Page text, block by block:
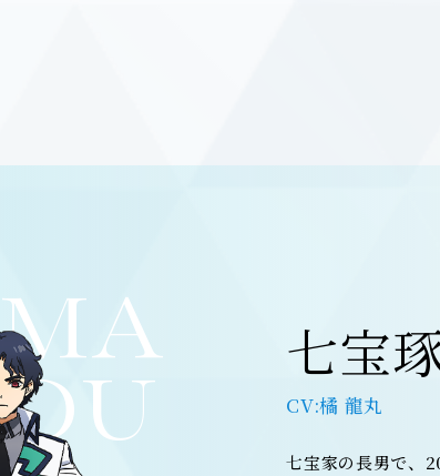
七宝
橘 龍丸
七宝家の長男で、